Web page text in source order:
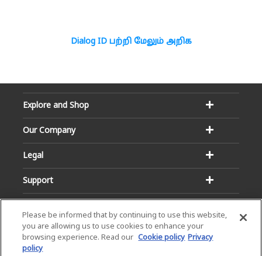
Dialog ID பற்றி மேலும் அறிக
Explore and Shop
Our Company
Legal
Support
Please be informed that by continuing to use this website,
you are allowing us to use cookies to enhance your
browsing experience. Read our Cookie policy Privacy
policy